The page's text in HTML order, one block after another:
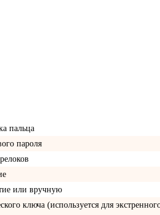
пальца
пароля
или вручную
ключа (используется для